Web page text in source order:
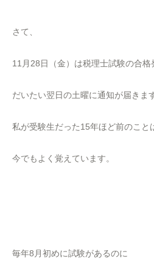
さて、
11月28日（金）は税理士試験の合格
だいたい翌日の土曜に通知が届きま
私が受験生だった15年ほど前のこと
今でもよく覚えています。
毎年8月初めに試験があるのに